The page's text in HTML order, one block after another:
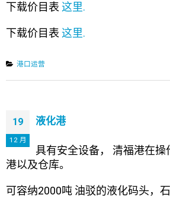
下载价目表 这里.
下载价目表 这里.
港口运营
19
12 月
液化港
具有安全设备， 清福港在操
港以及仓库。
可容纳2000吨 油驳的液化码头，